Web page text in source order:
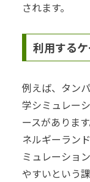
されます。
利用する
例えば、タン
学シミュレー
ースがありま
ネルギーラン
ミュレーショ
やすいという